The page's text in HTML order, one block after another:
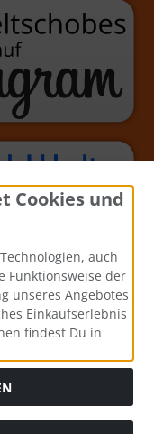
Cookies und
auch
Funktionsweise der
unseres Angebotes
Einkaufserlebnis
findest Du in